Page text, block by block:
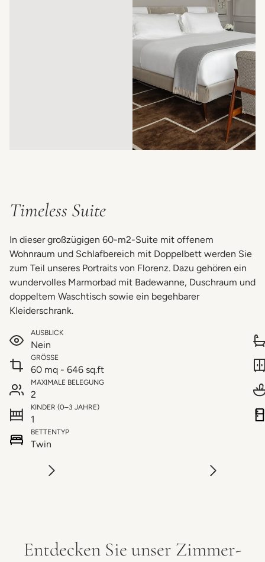
Timeless Suite
In dieser großzügigen 60-m2-Suite mit offenem
Wohnraum und Schlafbereich mit Doppelbett werden Sie
zum Teil unseres Portraits von Florenz. Dazu gehören ein
wundervolles Marmorbad mit Badewanne, Duschraum und
doppeltem Waschtisch sowie ein begehbarer
Kleiderschrank.
AUSBLICK
Nein
GRÖSSE
60 mq - 646 sq.ft
MAXIMALE BELEGUNG
2
KINDER (0–3 JAHRE)
1
BETTENTYP
Twin
Entdecken Sie unser Zimmer-